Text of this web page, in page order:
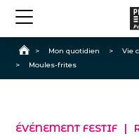
Accueil
> Mon quotidien > Vie
>
Moules-frites
ÉVÉNEMENT FESTIF